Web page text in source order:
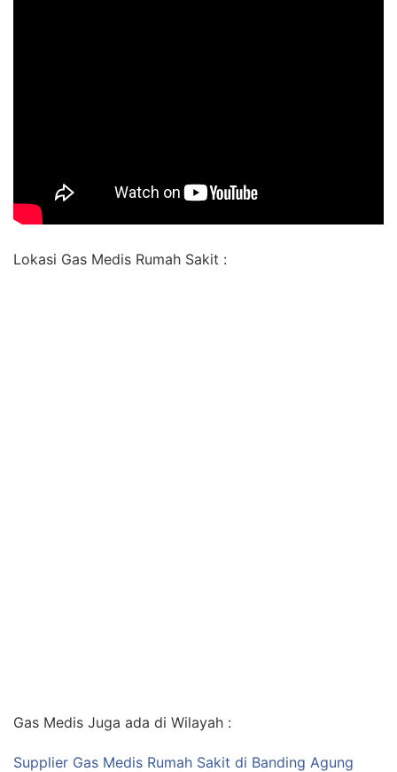
Lokasi Gas Medis Rumah Sakit :
Gas Medis Juga ada di Wilayah :
Supplier Gas Medis Rumah Sakit di Banding Agung